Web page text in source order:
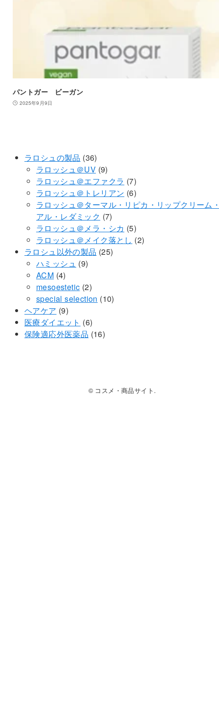
パントガー ビーガン
2025年9月9日
ラロシュの製品 3636
個
の
商
品
ラロッシュ＠UV 99
個
の
商
品
ラロッシュ＠エファクラ 77
個
の
品
ラロッシュ＠トレリアン 66
個
商
品
ラロッシュ＠ターマル・リピカ・リップクリーム
アル・レダミック 77
個
の
商
ラロッシュ＠メラ・シカ 55
個
ラロッシュ＠メイク落とし 22
ラロシュ以外の製品 2525
品
ハミッシュ 99
の
商
ACM 44
個
の
商
品
mesoestetic 22
個
商
品
special selection 1010
ヘアケア 99
個
の
医療ダイエット 66
個
保険適応外医薬品 1616
© コスメ・商品サイト.